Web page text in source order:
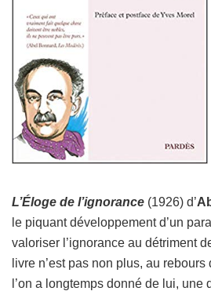
L’Éloge de l’ignorance (1926) d’
le piquant développement d’un
valoriser l’ignorance au détriment
livre n’est pas non plus, au
l’on a longtemps donné de lui, une